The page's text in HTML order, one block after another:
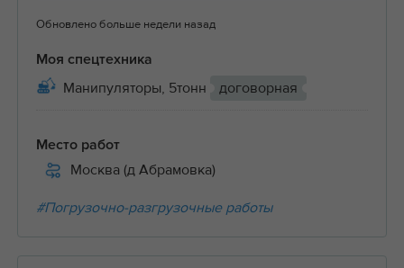
Обновлено больше недели назад
Моя спецтехника
Манипуляторы, 5тонн договорная
Место работ
Москва (д Абрамовка)
#Погрузочно-разгрузочные работы